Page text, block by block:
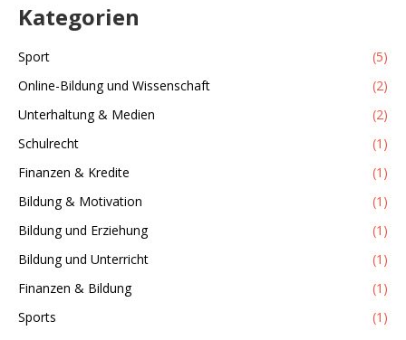
Kategorien
Sport
(5)
Online-Bildung und Wissenschaft
(2)
Unterhaltung & Medien
(2)
Schulrecht
(1)
Finanzen & Kredite
(1)
Bildung & Motivation
(1)
Bildung und Erziehung
(1)
Bildung und Unterricht
(1)
Finanzen & Bildung
(1)
Sports
(1)